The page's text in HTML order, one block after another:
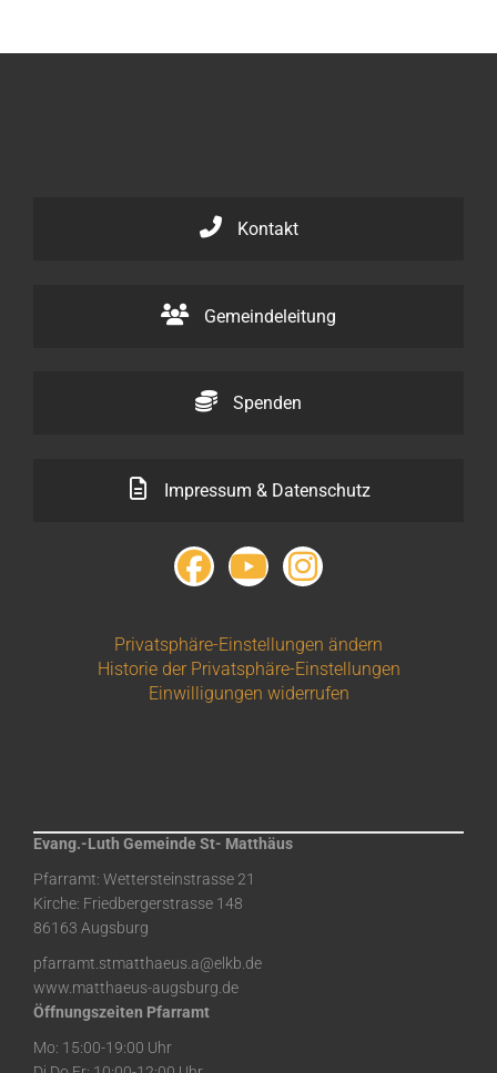
Kontakt
Gemeindeleitung
Spenden
Impressum & Datenschutz
Privatsphäre-Einstellungen ändern
Historie der Privatsphäre-Einstellungen
Einwilligungen widerrufen
Evang.-Luth Gemeinde St- Matthäus
Pfarramt: Wettersteinstrasse 21
Kirche: Friedbergerstrasse 148
86163 Augsburg
pfarramt.stmatthaeus.a@elkb.de
www.matthaeus-augsburg.de
Öffnungszeiten Pfarramt
Mo: 15:00-19:00 Uhr